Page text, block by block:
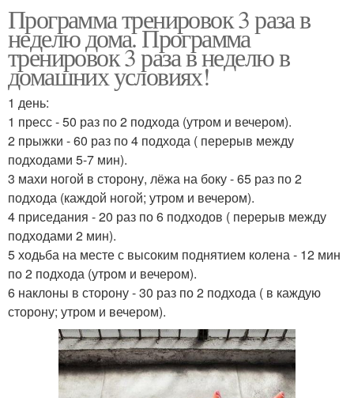
Программа тренировок 3 раза в
неделю дома. Программа
тренировок 3 раза в неделю в
домашних условиях!
1 день:
1 пресс - 50 раз по 2 подхода (утром и вечером).
2 прыжки - 60 раз по 4 подхода ( перерыв между
подходами 5-7 мин).
3 махи ногой в сторону, лёжа на боку - 65 раз по 2
подхода (каждой ногой; утром и вечером).
4 приседания - 20 раз по 6 подходов ( перерыв между
подходами 2 мин).
5 ходьба на месте с высоким поднятием колена - 12 мин
по 2 подхода (утром и вечером).
6 наклоны в сторону - 30 раз по 2 подхода ( в каждую
сторону; утром и вечером).